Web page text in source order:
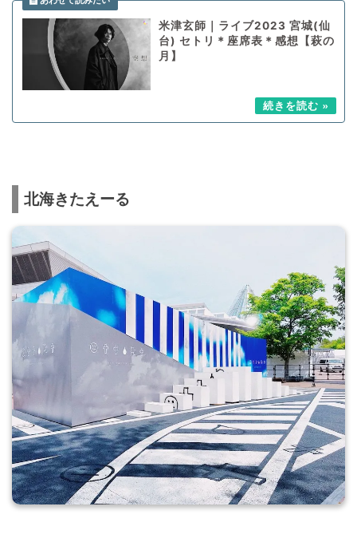
米津玄師｜ライブ2023 宮城(仙
台) セトリ＊座席表＊感想【萩の
月】
北海きたえーる